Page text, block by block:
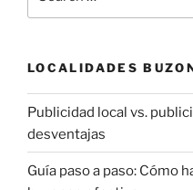
LOCALIDADES
Publicidad local vs.
desventajas
Guía paso a paso: Cómo